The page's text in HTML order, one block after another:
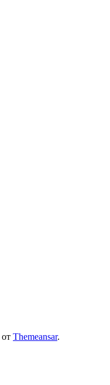
от Themeansar.